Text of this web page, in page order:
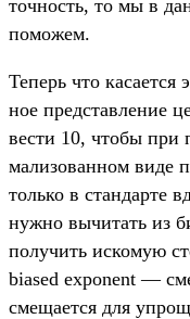
точ­ность, то мы в
поможем.
Те­перь что
ное пред­став­ление
вести 10, что­бы
мализо­ван­ном виде
толь­ко в стан­дарте
нуж­но вычитать из
получить иско­мую
biased exponent —
сме­щает­ся для